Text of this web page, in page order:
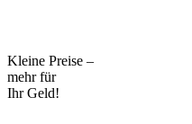
Kleine Preise –
mehr für
Ihr Geld!